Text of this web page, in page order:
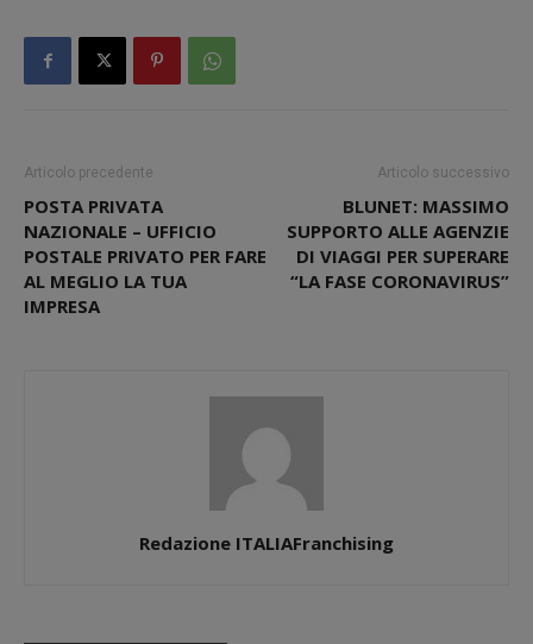
Articolo precedente
POSTA PRIVATA
NAZIONALE – UFFICIO
POSTALE PRIVATO PER FARE
AL MEGLIO LA TUA
IMPRESA
Articolo successivo
BLUNET: MASSIMO
SUPPORTO ALLE AGENZIE
DI VIAGGI PER SUPERARE
“LA FASE CORONAVIRUS”
Redazione ITALIAFranchising